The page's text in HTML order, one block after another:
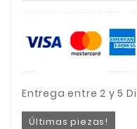
Entrega entre 2 y 5
Últimas piezas!